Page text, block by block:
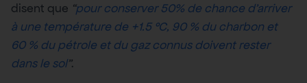
disent que “pour conserver 50% de chance d’arriver
à une température de +1.5 °C, 90 % du charbon et
60 % du pétrole et du gaz connus doivent rester
dans le sol”.